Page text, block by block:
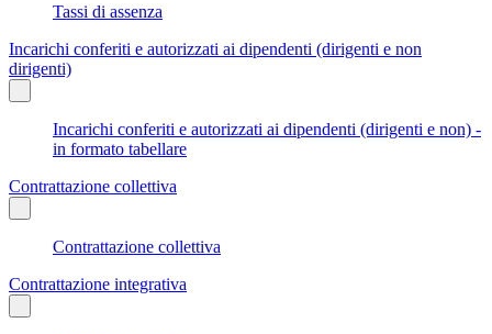
Tassi di assenza
Incarichi conferiti e autorizzati ai dipendenti (dirigenti e non
dirigenti)
Incarichi conferiti e autorizzati ai dipendenti (dirigenti e non) -
in formato tabellare
Contrattazione collettiva
Contrattazione collettiva
Contrattazione integrativa